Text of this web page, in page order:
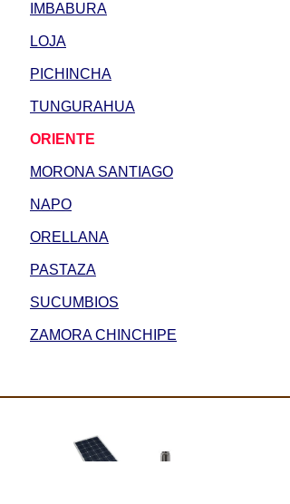
IMBABURA
LOJA
PICHINCHA
TUNGURAHUA
ORIENTE
MORONA SANTIAGO
NAPO
ORELLANA
PASTAZA
SUCUMBIOS
ZAMORA CHINCHIPE